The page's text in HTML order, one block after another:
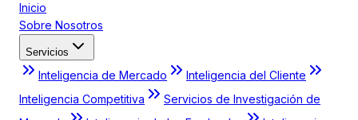
Inicio
Sobre Nosotros
Servicios
Inteligencia de Mercado
Inteligencia del Cliente
Inteligencia Competitiva
Servicios de Investigación de